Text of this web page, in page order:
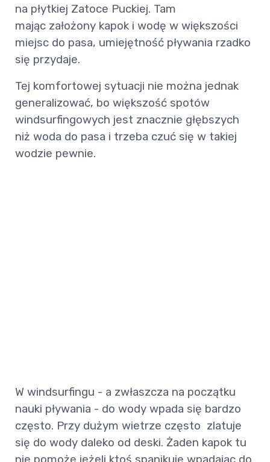
na płytkiej Zatoce Puckiej. Tam
mając założony kapok i wodę w większości
miejsc do pasa, umiejętność pływania rzadko
się przydaje.
Tej komfortowej sytuacji nie można jednak
generalizować, bo większość spotów
windsurfingowych jest znacznie głębszych
niż woda do pasa i trzeba czuć się w takiej
wodzie pewnie.
W windsurfingu - a zwłaszcza na początku
nauki pływania - do wody wpada się bardzo
często. Przy dużym wietrze często zlatuje
się do wody daleko od deski. Żaden kapok tu